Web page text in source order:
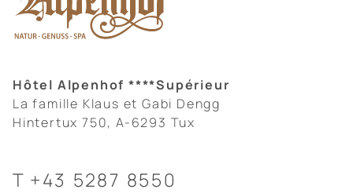
Hôtel Alpenhof ****Supérieur
La famille Klaus et Gabi Dengg
Hintertux 750, A-6293 Tux
T +43 5287 8550